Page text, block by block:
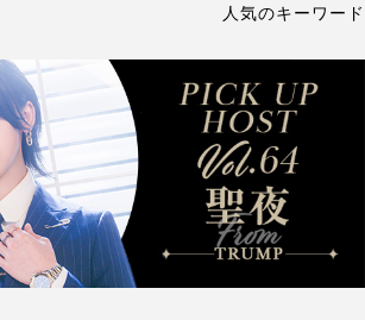
人気のキーワード